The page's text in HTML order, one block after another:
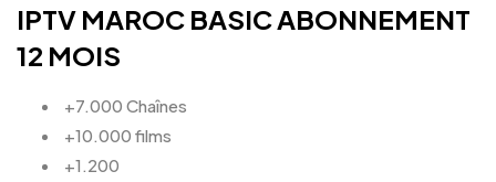
IPTV MAROC BASIC ABONNEMENT
12 MOIS
+7.000 Chaînes
+10.000 films
+1.200